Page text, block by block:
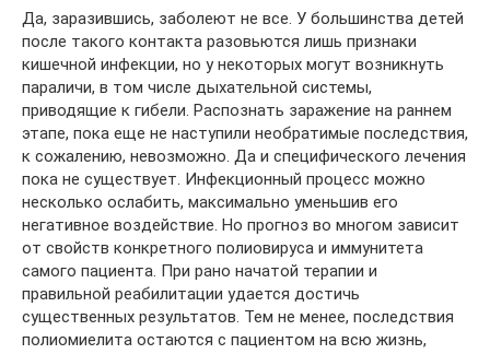
Да, заразившись, заболеют не все. У большинства детей
после такого контакта разовьются лишь признаки
кишечной инфекции, но у некоторых могут возникнуть
параличи, в том числе дыхательной системы,
приводящие к гибели. Распознать заражение на раннем
этапе, пока еще не наступили необратимые последствия,
к сожалению, невозможно. Да и специфического лечения
пока не существует. Инфекционный процесс можно
несколько ослабить, максимально уменьшив его
негативное воздействие. Но прогноз во многом зависит
от свойств конкретного полиовируса и иммунитета
самого пациента. При рано начатой терапии и
правильной реабилитации удается достичь
существенных результатов. Тем не менее, последствия
полиомиелита остаются с пациентом на всю жизнь,